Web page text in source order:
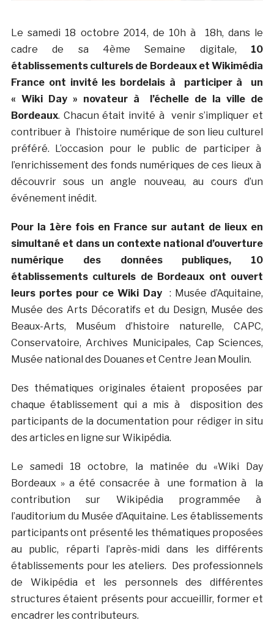
Le samedi 18 octobre 2014, de 10h à 18h, dans le
cadre de sa 4ème Semaine digitale, 10
établissements culturels de Bordeaux et Wikimédia
France ont invité les bordelais à participer à un
« Wiki Day » novateur à l’échelle de la ville de
Bordeaux. Chacun était invité à venir s’impliquer et
contribuer à l’histoire numérique de son lieu culturel
préféré. L’occasion pour le public de participer à
l’enrichissement des fonds numériques de ces lieux à
découvrir sous un angle nouveau, au cours d’un
événement inédit.
Pour la 1ère fois en France sur autant de lieux en
simultané et dans un contexte national d’ouverture
numérique des données publiques, 10
établissements culturels de Bordeaux ont ouvert
leurs portes pour ce Wiki Day : Musée d’Aquitaine,
Musée des Arts Décoratifs et du Design, Musée des
Beaux-Arts, Muséum d’histoire naturelle, CAPC,
Conservatoire, Archives Municipales, Cap Sciences,
Musée national des Douanes et Centre Jean Moulin.
Des thématiques originales étaient proposées par
chaque établissement qui a mis à disposition des
participants de la documentation pour rédiger in situ
des articles en ligne sur Wikipédia.
Le samedi 18 octobre, la matinée du «Wiki Day
Bordeaux » a été consacrée à une formation à la
contribution sur Wikipédia programmée à
l’auditorium du Musée d’Aquitaine. Les établissements
participants ont présenté les thématiques proposées
au public, réparti l’après-midi dans les différents
établissements pour les ateliers. Des professionnels
de Wikipédia et les personnels des différentes
structures étaient présents pour accueillir, former et
encadrer les contributeurs.